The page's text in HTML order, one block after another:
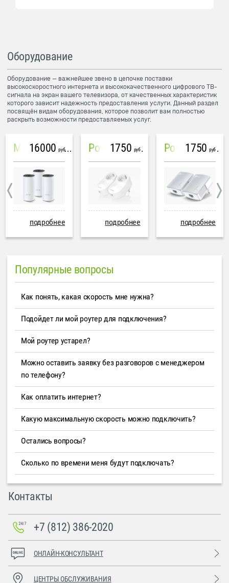
Оборудование
Оборудование — важнейшее звено в цепочке поставки
высокоскоростного интернета и высококачественного цифрового ТВ-
сигнала на экран вашего телевизора, от качественных характеристик
которого зависит надежность предоставления услуги. Данный раздел
посвящён видам оборудования, которое позволит вам полностью
раскрыть возможности предоставляемых услуг.
Mesh система TP-Link Deco M4 (3 устройства)
16000 руб
подробнее
PowerLine Tenda PH6
1750 руб
подробнее
PowerLine TP-Link AV600
1750 руб
подробнее
Популярные вопросы
Как понять, какая скорость мне нужна?
Подойдет ли мой роутер для подключения?
Мой роутер устарел?
Можно оставить заявку без разговоров с менеджером
по телефону?
Как оплатить интернет?
Какую максимальную скорость можно подключить?
Остались вопросы?
Сколько по времени меня будут подключать?
Контакты
+7 (812) 386-2020
ОНЛАЙН-КОНСУЛЬТАНТ
ЦЕНТРЫ ОБСЛУЖИВАНИЯ